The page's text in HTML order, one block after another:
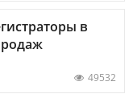
в
49532